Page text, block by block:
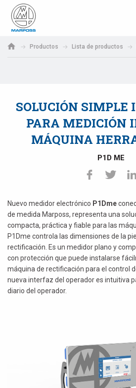
S.p.A.
Productos Lista de productos
SOLUCIÓN SIMPLE
PARA MEDICIÓN
MÁQUINA
P1D ME
Nuevo medidor electrónico P1Dme
de medida Marposs, representa una
compacta, práctica y fiable para las
P1Dme controla las dimensiones de la
rectificación. Es un medidor plano y
con protección que puede instalarse
máquina de rectificación para el control
nueva interfaz del operador es intuitiva
diario del operador.
Deutsch
Español
日本語
中文
ACCEDER
Contraseña
Haga clic aquí